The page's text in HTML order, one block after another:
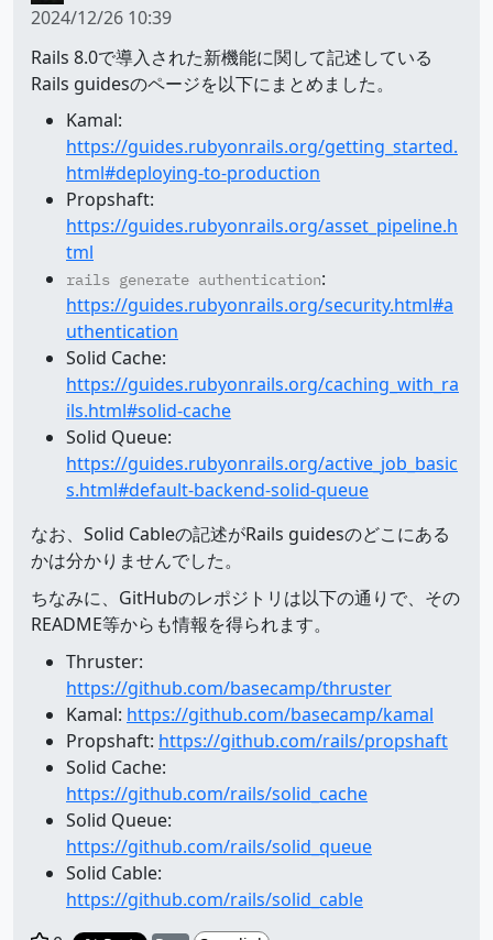
2024/12/26 10:39
Rails 8.0で導入された新機能に関して記述している
Rails guidesのページを以下にまとめました。
Kamal:
https://guides.rubyonrails.org/getting_started.
html#deploying-to-production
Propshaft:
https://guides.rubyonrails.org/asset_pipeline.h
tml
rails generate authentication:
https://guides.rubyonrails.org/security.html#a
uthentication
Solid Cache:
https://guides.rubyonrails.org/caching_with_ra
ils.html#solid-cache
Solid Queue:
https://guides.rubyonrails.org/active_job_basic
s.html#default-backend-solid-queue
なお、Solid Cableの記述がRails guidesのどこにある
かは分かりませんでした。
ちなみに、GitHubのレポジトリは以下の通りで、その
README等からも情報を得られます。
Thruster:
https://github.com/basecamp/thruster
Kamal: https://github.com/basecamp/kamal
Propshaft: https://github.com/rails/propshaft
Solid Cache:
https://github.com/rails/solid_cache
Solid Queue:
https://github.com/rails/solid_queue
Solid Cable:
https://github.com/rails/solid_cable